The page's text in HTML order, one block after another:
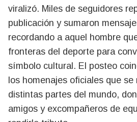
viralizó. Miles de seguidores
publicación y sumaron
recordando a aquel hombre
fronteras del deporte para
símbolo cultural. El posteo
los homenajes oficiales que se
distintas partes del mundo,
amigos y excompañeros de